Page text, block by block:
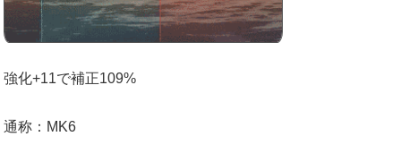
強化+11で補正109%
通称：MK6